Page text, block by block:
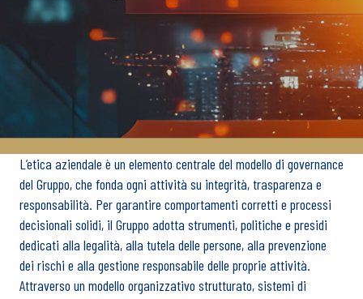
L’etica aziendale è un elemento centrale del modello di governance
del Gruppo, che fonda ogni attività su integrità, trasparenza e
responsabilità. Per garantire comportamenti corretti e processi
decisionali solidi, il Gruppo adotta strumenti, politiche e presidi
dedicati alla legalità, alla tutela delle persone, alla prevenzione
dei rischi e alla gestione responsabile delle proprie attività.
Attraverso un modello organizzativo strutturato, sistemi di